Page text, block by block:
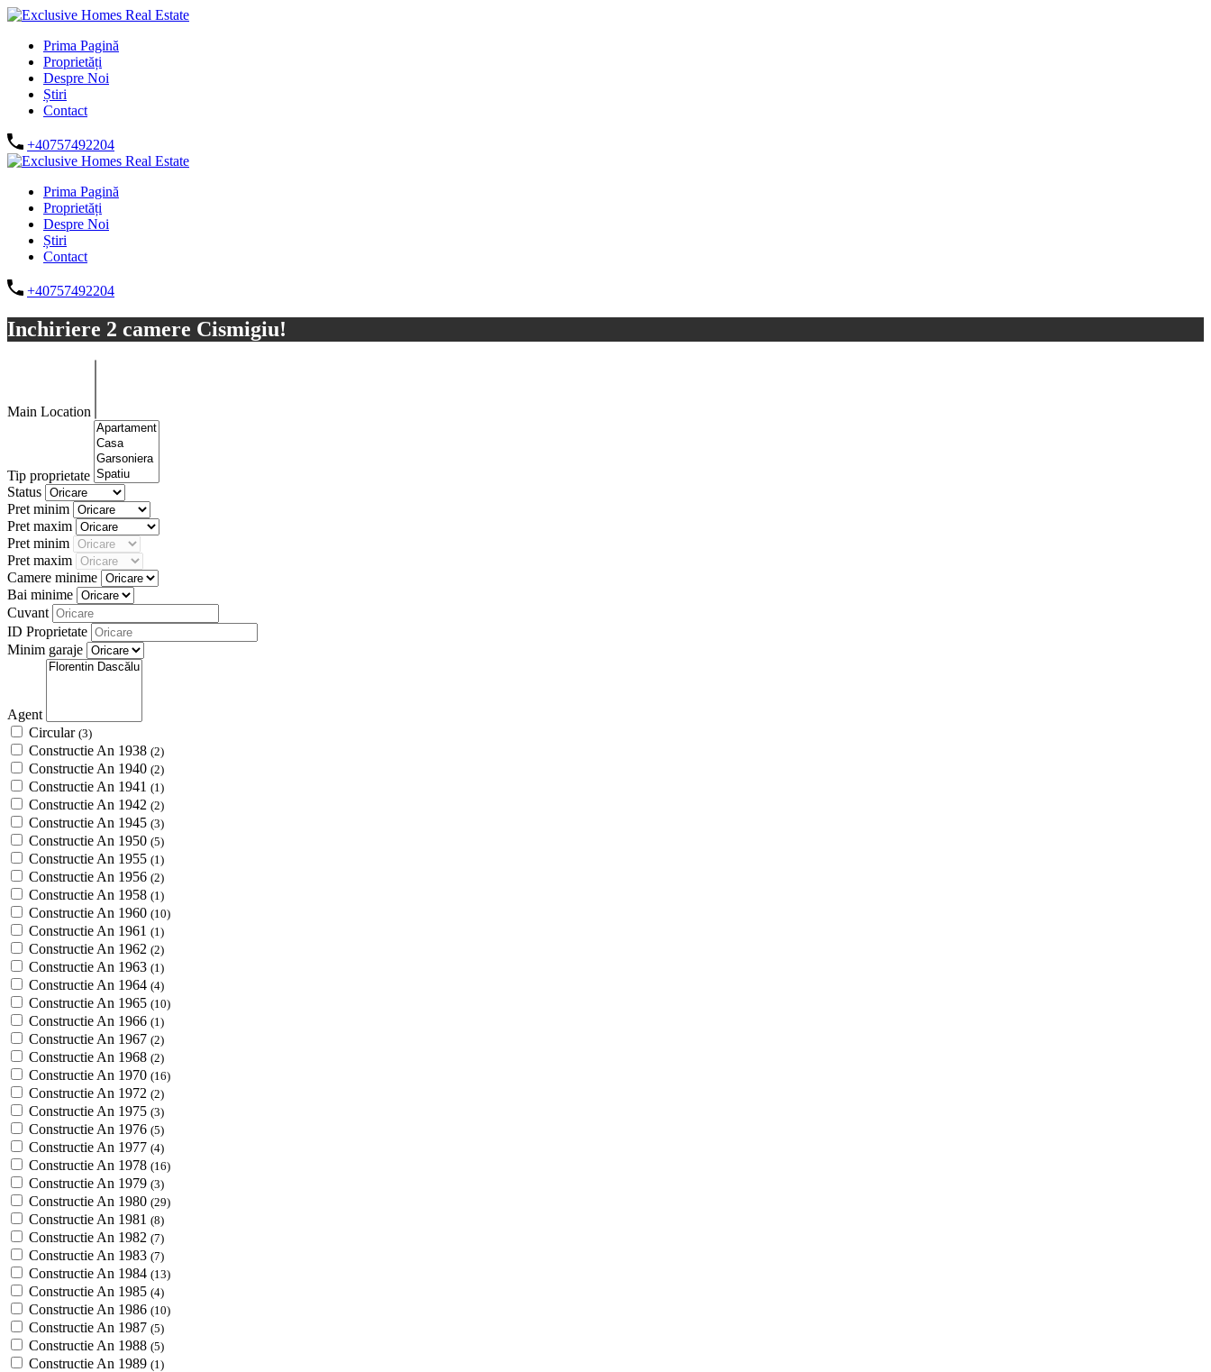
Prima Pagină
Proprietăți
Despre Noi
Știri
Contact
+40757492204
Prima Pagină
Proprietăți
Despre Noi
Știri
Contact
+40757492204
Inchiriere 2 camere Cismigiu!
Main Location
Tip proprietate
Status
Pret minim
Pret maxim
Pret minim
Pret maxim
Camere minime
Bai minime
Cuvant
ID Proprietate
Minim garaje
Agent
Circular (3)
Constructie An 1938 (2)
Constructie An 1940 (2)
Constructie An 1941 (1)
Constructie An 1942 (2)
Constructie An 1945 (3)
Constructie An 1950 (5)
Constructie An 1955 (1)
Constructie An 1956 (2)
Constructie An 1958 (1)
Constructie An 1960 (10)
Constructie An 1961 (1)
Constructie An 1962 (2)
Constructie An 1963 (1)
Constructie An 1964 (4)
Constructie An 1965 (10)
Constructie An 1966 (1)
Constructie An 1967 (2)
Constructie An 1968 (2)
Constructie An 1970 (16)
Constructie An 1972 (2)
Constructie An 1975 (3)
Constructie An 1976 (5)
Constructie An 1977 (4)
Constructie An 1978 (16)
Constructie An 1979 (3)
Constructie An 1980 (29)
Constructie An 1981 (8)
Constructie An 1982 (7)
Constructie An 1983 (7)
Constructie An 1984 (13)
Constructie An 1985 (4)
Constructie An 1986 (10)
Constructie An 1987 (5)
Constructie An 1988 (5)
Constructie An 1989 (1)